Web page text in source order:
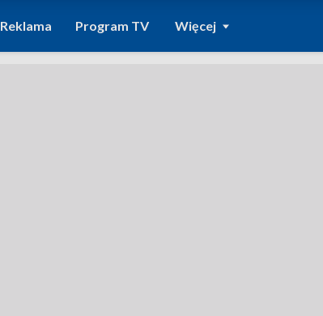
Reklama Program TV Więcej